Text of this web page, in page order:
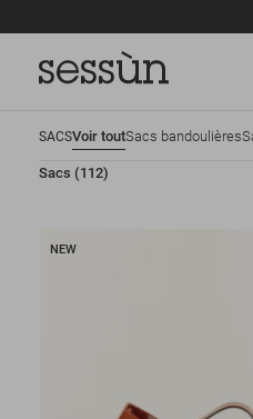
SACSVoir toutSacs bandoulières
Sacs (112)
NEW